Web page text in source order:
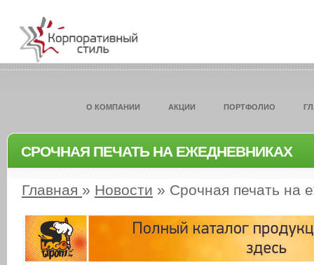
О КОМПАНИИ АКЦИИ ПОРТФОЛИО
СРОЧНАЯ ПЕЧАТЬ НА ЕЖЕДНЕВНИКАХ
Главная » Новости » Срочная печать на